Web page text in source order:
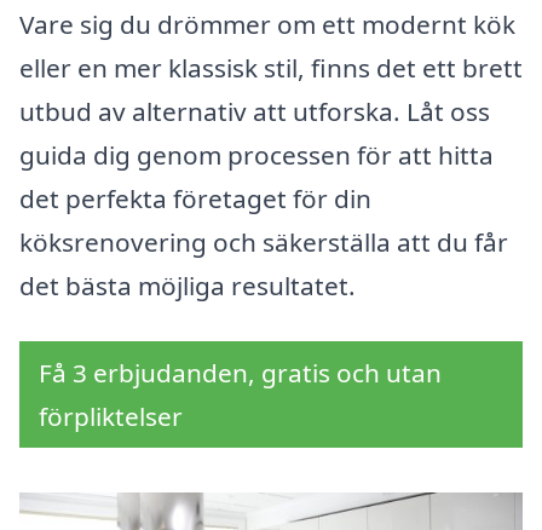
Vare sig du drömmer om ett modernt kök
eller en mer klassisk stil, finns det ett brett
utbud av alternativ att utforska. Låt oss
guida dig genom processen för att hitta
det perfekta företaget för din
köksrenovering och säkerställa att du får
det bästa möjliga resultatet.
Få 3 erbjudanden, gratis och utan
förpliktelser